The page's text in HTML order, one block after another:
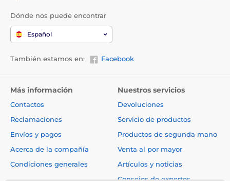
Dónde nos puede encontrar
Español
También estamos en: Facebook
Más información
Contactos
Reclamaciones
Envíos y pagos
Acerca de la compañía
Condiciones generales
Nuestros servicios
Devoluciones
Servicio de productos
Productos de segunda mano
Venta al por mayor
Artículos y noticias
Consejos de expertos